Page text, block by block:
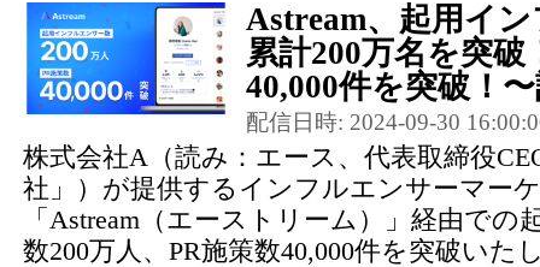
Astream、起用イ
累計200万名を突破
40,000件を突破！
配信日時: 2024-09-30
株式会社A（読み：エース、代表取締役
社」）が提供するインフルエンサーマー
「Astream（エーストリーム）」経由で
数200万人、PR施策数40,000件を突破いた